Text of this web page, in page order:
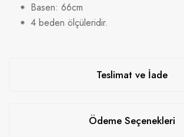
Basen: 66cm
4 beden ölçüleridir.
Teslimat ve İade
Ödeme Seçenekleri